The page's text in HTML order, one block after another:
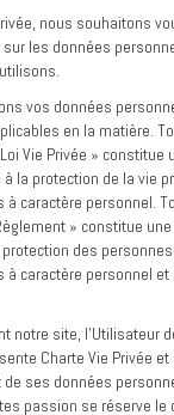
nous souhaitons
les données
vos données
en la matière.
Vie Privée » constitue
la protection de la vie
caractère personnel.
» constitue
des
caractère personnel et
notre site, l’Utilisateur
Charte Vie Privée
ses données
passion se réserve le